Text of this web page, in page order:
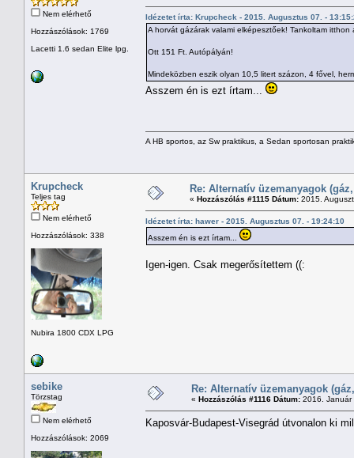
Nem elérhető
Hozzászólások: 1769
Lacetti 1.6 sedan Elite lpg.
Idézetet írta: Krupcheck - 2015. Augusztus 07. -
A horvát gázárak valami elképesztőek! Tankoltam
Ott 151 Ft. Autópályán!
Mindeközben eszik olyan 10,5 litert százon, 4 fővel,
Asszem én is ezt írtam...
A HB sportos, az Sw praktikus, a Sedan sportosan
Krupcheck
Teljes tag
Nem elérhető
Hozzászólások: 338
Nubira 1800 CDX LPG
Re: Alternatív üzemanyagok
« Hozzászólás #1115 Dátum: 2015.
Idézetet írta: hawer - 2015. Augusztus 07. - 19:24:10
Asszem én is ezt írtam...
Igen-igen. Csak megerősítettem ((:
sebike
Törzstag
Nem elérhető
Hozzászólások: 2069
Re: Alternatív üzemanyagok
« Hozzászólás #1116 Dátum: 2016.
Kaposvár-Budapest-Visegrád útvonalon ki